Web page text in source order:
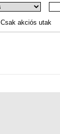
Csak akciós utak